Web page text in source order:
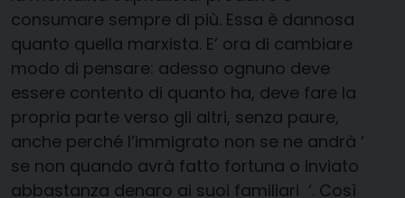
consumare sempre di più. Essa è dannosa
quanto quella marxista. E’ ora di cambiare
modo di pensare: adesso ognuno deve
essere contento di quanto ha, deve fare la
propria parte verso gli altri, senza paure,
anche perché l’immigrato non se ne andrà ‘
se non quando avrà fatto fortuna o inviato
abbastanza denaro ai suoi familiari ‘. Così